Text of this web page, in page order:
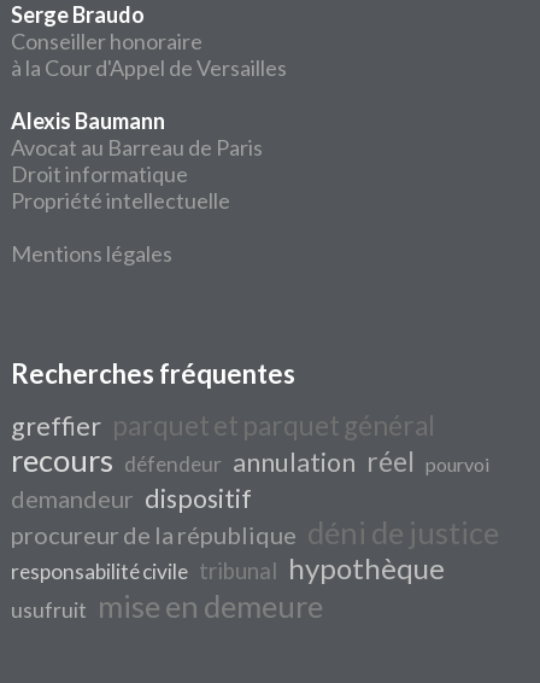
Serge Braudo
Conseiller honoraire
à la Cour d'Appel de Versailles
Alexis Baumann
Avocat au Barreau de Paris
Droit informatique
Propriété intellectuelle
Mentions légales
Recherches fréquentes
greffier parquet et parquet général
recours défendeur annulation réel pourvoi
demandeur dispositif
procureur de la république déni de justice
responsabilité civile tribunal hypothèque
usufruit mise en demeure